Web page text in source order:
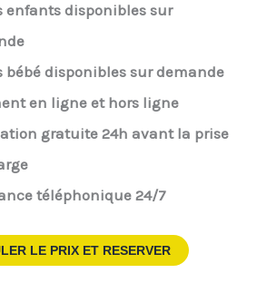
enfants disponibles sur
bébé disponibles sur demande
en ligne et hors ligne
gratuite 24h avant la prise
téléphonique 24/7
LE PRIX ET RESERVER